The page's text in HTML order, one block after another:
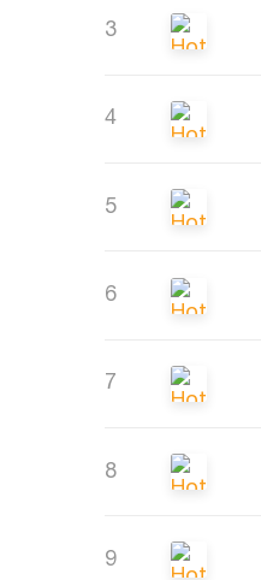
3
4
5
6
7
8
9